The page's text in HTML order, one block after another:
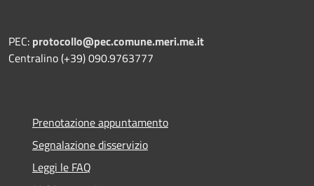
PEC: protocollo@pec.comune.meri.me.it
Centralino (+39) 090.9763777
Prenotazione appuntamento
Segnalazione disservizio
Leggi le FAQ